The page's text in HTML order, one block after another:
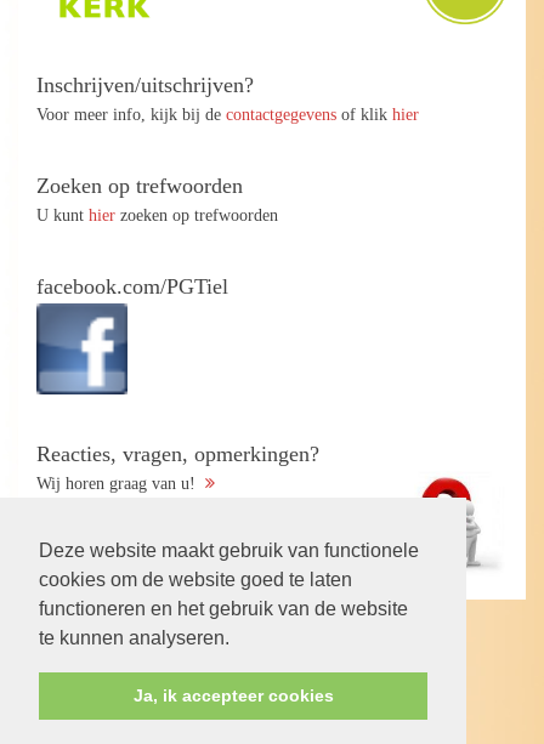
Deze website maakt gebruik van functionele
cookies om de website goed te laten
functioneren en het gebruik van de website
te kunnen analyseren.
Ja, ik accepteer cookies
Inschrijven/uitschrijven?
Voor meer info, kijk bij de contactgegevens of klik hier
Zoeken op trefwoorden
U kunt hier zoeken op trefwoorden
facebook.com/PGTiel
Reacties, vragen, opmerkingen?
Wij horen graag van u!
Volg ons op: